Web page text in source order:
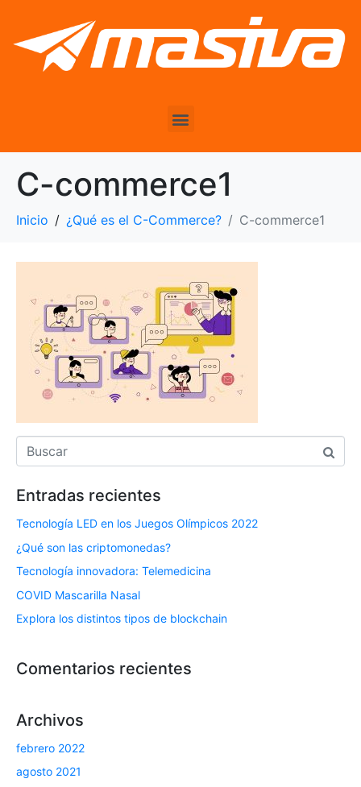
C-commerce1
Inicio ¿Qué es el C-Commerce? C-commerce1
Entradas recientes
Tecnología LED en los Juegos Olímpicos 2022
¿Qué son las criptomonedas?
Tecnología innovadora: Telemedicina
COVID Mascarilla Nasal
Explora los distintos tipos de blockchain
Comentarios recientes
Archivos
febrero 2022
agosto 2021